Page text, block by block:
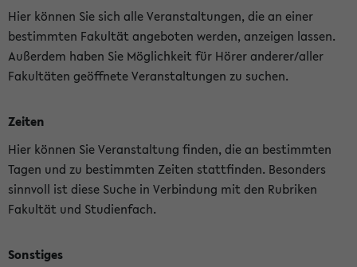
Hier können Sie sich alle Veranstaltungen, die an einer
bestimmten Fakultät angeboten werden, anzeigen lassen.
Außerdem haben Sie Möglichkeit für Hörer anderer/aller
Fakultäten geöffnete Veranstaltungen zu suchen.
Zeiten
Hier können Sie Veranstaltung finden, die an bestimmten
Tagen und zu bestimmten Zeiten stattfinden. Besonders
sinnvoll ist diese Suche in Verbindung mit den Rubriken
Fakultät und Studienfach.
Sonstiges